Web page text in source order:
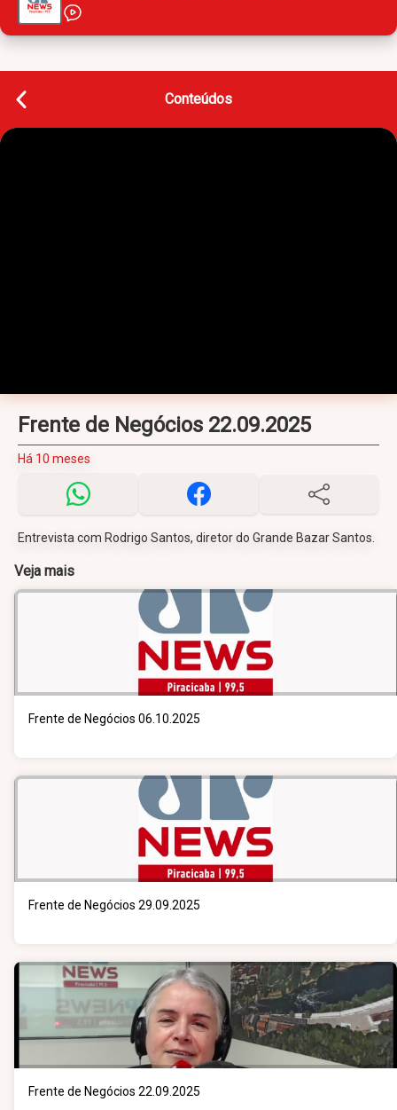
Conteúdos
Frente de Negócios 22.09.2025
Há 10 meses
Entrevista com Rodrigo Santos, diretor do Grande Bazar Santos.
Veja mais
Frente de Negócios 06.10.2025
Frente de Negócios 29.09.2025
Frente de Negócios 22.09.2025